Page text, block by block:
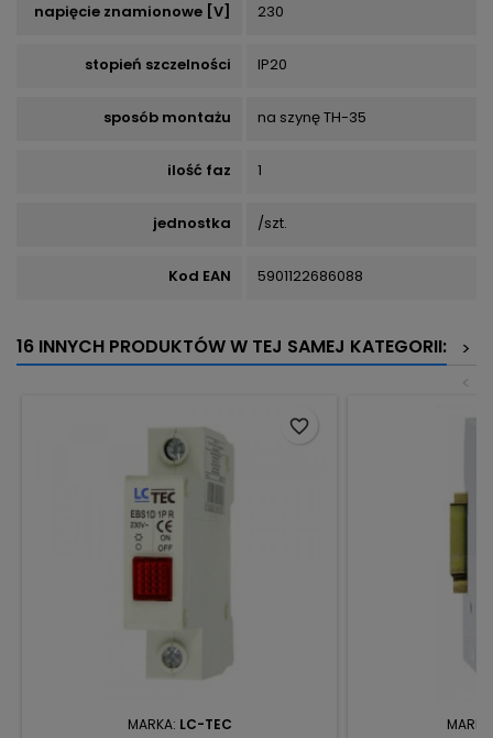
napięcie znamionowe [V] 230
stopień szczelności IP20
sposób montażu na szynę TH-35
ilość faz 1
jednostka /szt.
Kod EAN 5901122686088
16 INNYCH PRODUKTÓW W TEJ SAMEJ KATEGORII:
>
<
MARKA: LC-TEC
favorite_border